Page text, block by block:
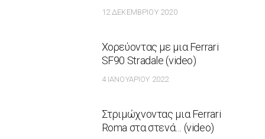
12 ΔΕΚΕΜΒΡΊΟΥ 2020
Χορεύοντας με μια Ferrari
SF90 Stradale (video)
4 ΙΑΝΟΥΑΡΊΟΥ 2022
Στριμώχνοντας μια Ferrari
Roma στα στενά… (video)